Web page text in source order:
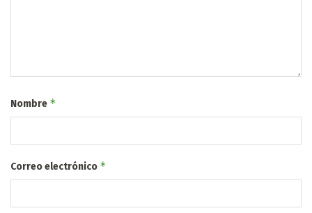
Nombre *
Correo electrónico *